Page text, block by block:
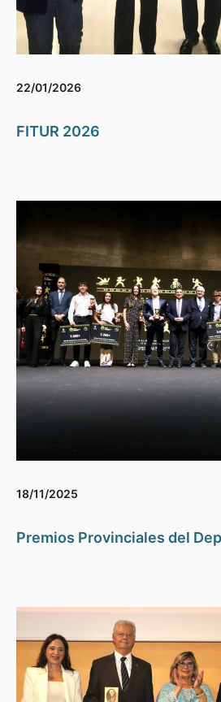
22/01/2026
FITUR 2026
18/11/2025
Premios Provinciales del